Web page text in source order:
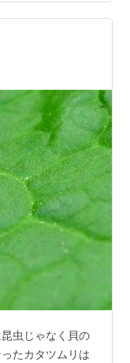
虫じゃなく貝の
たカタツムリは